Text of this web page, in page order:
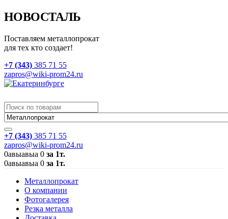
НОВОСТАЛЬ
Поставляем металлопрокат
для тех кто создает!
+7 (343) 385 71 55
zapros@wiki-prom24.ru
+7 (343) 385 71 55
zapros@wiki-prom24.ru
0авыавыа 0 за 1т.
0авыавыа 0 за 1т.
Металлопрокат
О компании
Фотогалерея
Резка металла